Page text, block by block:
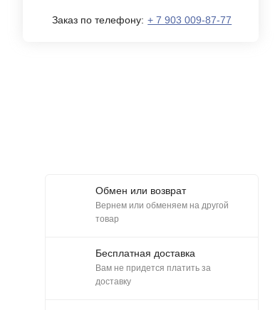
Заказ по телефону: + 7 903 009-87-77
Обмен или возврат
Вернем или обменяем на другой
товар
Бесплатная доставка
Вам не придется платить за
доставку